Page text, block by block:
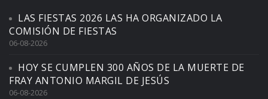
LAS FIESTAS 2026 LAS HA ORGANIZADO LA
COMISIÓN DE FIESTAS
06-08-2026
HOY SE CUMPLEN 300 AÑOS DE LA MUERTE DE
FRAY ANTONIO MARGIL DE JESÚS
06-08-2026